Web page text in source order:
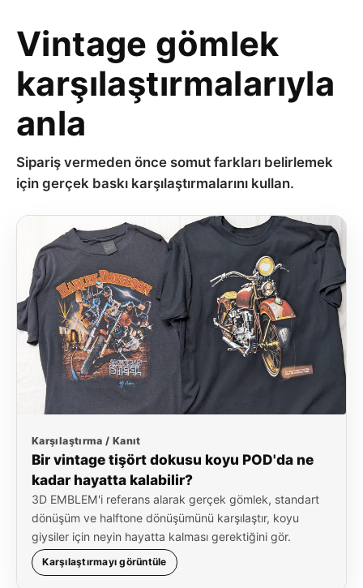
Vintage gömlek
karşılaştırmalarıyla
anla
Sipariş vermeden önce somut farkları belirlemek
için gerçek baskı karşılaştırmalarını kullan.
Karşılaştırma / Kanıt
Bir vintage tişört dokusu koyu POD'da ne
kadar hayatta kalabilir?
3D EMBLEM'i referans alarak gerçek gömlek, standart
dönüşüm ve halftone dönüşümünü karşılaştır, koyu
giysiler için neyin hayatta kalması gerektiğini gör.
Karşılaştırmayı görüntüle